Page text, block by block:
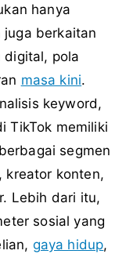
hanya
berkaitan
digital, pola
masa kini.
keyword,
TikTok memiliki
segmen
konten,
Lebih dari itu,
sosial yang
gaya hidup,